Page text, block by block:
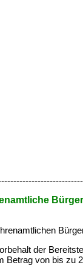
der
Betrag von bis zu